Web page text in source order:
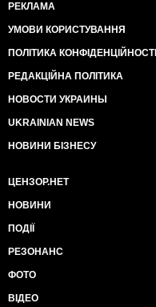
РЕКЛАМА
УМОВИ КОРИСТУВАННЯ
ПОЛІТИКА КОНФІДЕНЦІЙНОСТІ
РЕДАКЦІЙНА ПОЛІТИКА
НОВОСТИ УКРАИНЫ
UKRAINIAN NEWS
НОВИНИ БІЗНЕСУ
ЦЕНЗОР.НЕТ
НОВИНИ
ПОДІЇ
РЕЗОНАНС
ФОТО
ВІДЕО